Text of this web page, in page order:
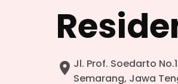
Jl. Prof. Soedarto
Semarang, Jawa